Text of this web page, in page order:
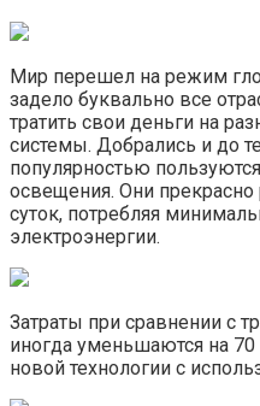
Мир перешел на режим
задело буквально все
тратить свои деньги на
системы. Добрались и до
популярностью
освещения. Они
суток, потребляя
электроэнергии.
Затраты при сравнении с
иногда уменьшаются на 70
новой технологии с